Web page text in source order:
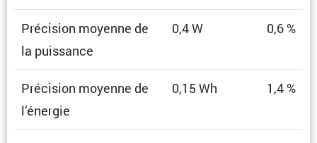
Préci­sion moyenne de
la puissance
0,4 W 0,6 %
Préci­sion moyenne de
l’énergie
0,15 Wh 1,4 %